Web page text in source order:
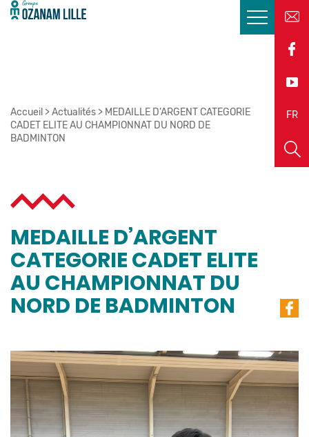
FR
EN
Accueil >Actualités > MEDAILLE D’ARGENT CATEGORIE
CADET ELITE AU CHAMPIONNAT DU NORD DE
BADMINTON
MEDAILLE D’ARGENT
CATEGORIE CADET ELITE
AU CHAMPIONNAT DU
NORD DE BADMINTON